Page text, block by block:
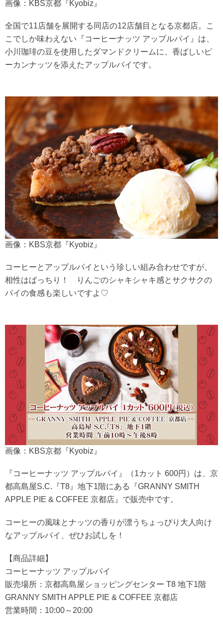
画像：KBS京都『Kyobiz』
全国で11店舗を展開する同店の12店舗目となる京都店。こ
こでしか味わえない『コーヒーナッツ アップルパイ』は、
小川珈琲の豆を使用したダマンドクリームに、香ばしいピ
ーカンナッツを添えたアップルパイです。
画像：KBS京都『Kyobiz』
コーヒーとアップルパイという珍しい組み合わせですが、
相性はばっちり！ りんごのシャキシャキ感とサクサクの
パイの食感も楽しいですよ♡
画像：KBS京都『Kyobiz』
『コーヒーナッツ アップルパイ』（1カット 600円）は、京
都高島屋S.C.『T8』地下1階にある『GRANNY SMITH
APPLE PIE & COFFEE 京都店』で販売中です。
コーヒーの風味とナッツの香りが漂うちょっぴり大人向け
なアップルパイ、ぜひお試しを！
【商品詳細】
コーヒーナッツ アップルパイ
販売場所：京都高島屋ショッピングセンター T8 地下1階
GRANNY SMITH APPLE PIE & COFFEE 京都店
営業時間：10:00～20:00